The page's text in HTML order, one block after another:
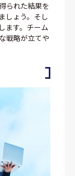
られた結果を
しょう。そし
ます。チーム
戦略が立てや